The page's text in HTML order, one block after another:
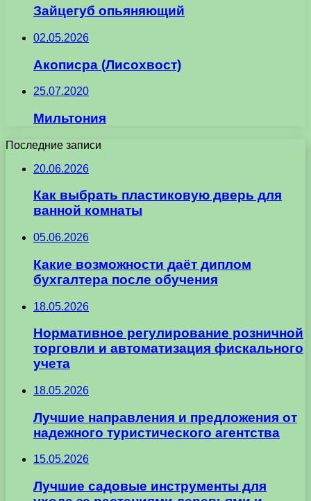
Зайцегуб опьяняющий
02.05.2026
Акописра (Лисохвост)
25.07.2020
Мильтония
Последние записи
20.06.2026
Как выбрать пластиковую дверь для
ванной комнаты
05.06.2026
Какие возможности даёт диплом
бухгалтера после обучения
18.05.2026
Нормативное регулирование розничной
торговли и автоматизация фискального
учета
18.05.2026
Лучшие направления и предложения от
надежного туристического агентства
15.05.2026
Лучшие садовые инструменты для